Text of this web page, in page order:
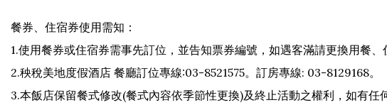
餐券、住宿券使用需知：
1.使用餐券或住宿券需事先訂位，並告知票券編號，如遇客滿請更換用餐
2.秧稅美地度假酒店 餐廳訂位專線:03-8521575。訂房專線: 03-8129168。
3.本飯店保留餐式修改(餐式內容依季節性更換)及終止活動之權利，如有任